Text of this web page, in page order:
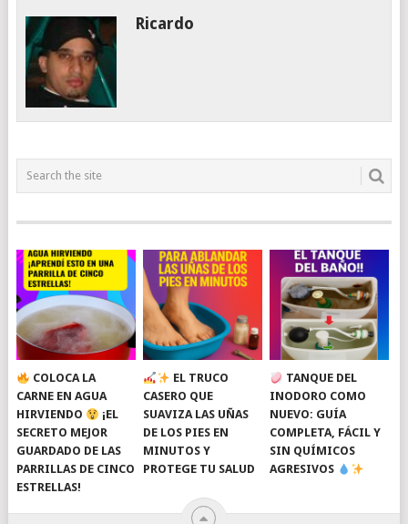
Ricardo
COLOCA LA
CARNE EN AGUA
HIRVIENDO
¡EL
SECRETO MEJOR
GUARDADO DE LAS
PARRILLAS DE CINCO
ESTRELLAS!
EL TRUCO
CASERO QUE
SUAVIZA LAS UÑAS
DE LOS PIES EN
MINUTOS Y
PROTEGE TU SALUD
TANQUE DEL
INODORO COMO
NUEVO: GUÍA
COMPLETA, FÁCIL Y
SIN QUÍMICOS
AGRESIVOS